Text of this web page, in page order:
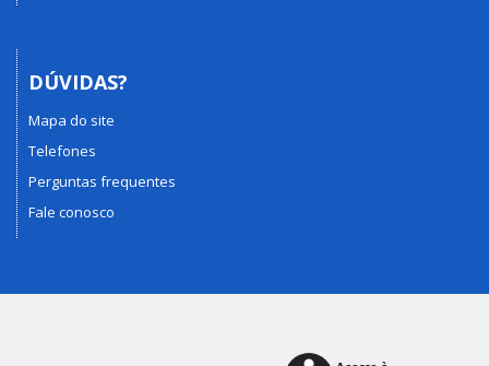
DÚVIDAS?
Mapa do site
Telefones
Perguntas frequentes
Fale conosco